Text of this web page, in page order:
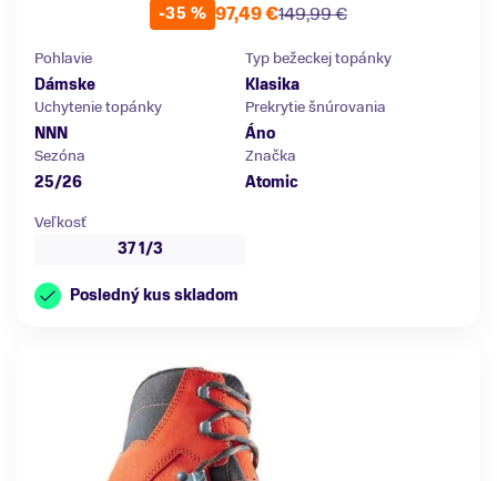
-35 %
149,99 €
97,49 €
Pohlavie
Dámske
Typ bežeckej topánky
Klasika
Uchytenie topánky
NNN
Prekrytie šnúrovania
Áno
Sezóna
25/26
Značka
Atomic
Veľkosť
37 1/3
Posledný kus skladom